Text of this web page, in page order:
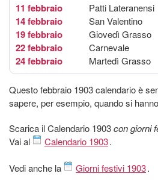
11 febbraio Patti Lateranensi
14 febbraio San Valentino
19 febbraio Giovedì Grasso
22 febbraio Carnevale
24 febbraio Martedì Grasso
Questo febbraio 1903 calendario è
sapere, per esempio, quando si
Scarica il Calendario 1903con giorni
Vai al
Calendario 1903.
Vedi anche la Giorni festivi 1903.